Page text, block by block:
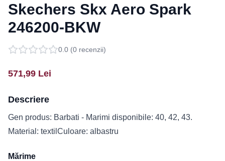
Skechers Skx Aero Spark
246200-BKW
0.0 (0 recenzii)
571,99 Lei
Descriere
Gen produs: Barbati - Marimi disponibile: 40, 42, 43.
Material: textilCuloare: albastru
Mărime